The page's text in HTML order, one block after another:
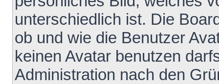
unterschiedlich ist. Die
ob und wie die Benutzer
keinen Avatar benutzen
Administration nach den